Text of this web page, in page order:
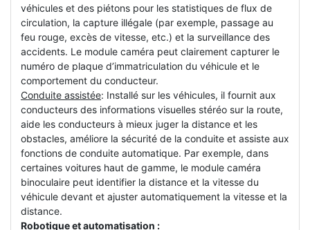
véhicules et des piétons pour les statistiques de flux de
circulation, la capture illégale (par exemple, passage au
feu rouge, excès de vitesse, etc.) et la surveillance des
accidents. Le module caméra peut clairement capturer le
numéro de plaque d’immatriculation du véhicule et le
comportement du conducteur.
Conduite assistée: Installé sur les véhicules, il fournit aux
conducteurs des informations visuelles stéréo sur la route,
aide les conducteurs à mieux juger la distance et les
obstacles, améliore la sécurité de la conduite et assiste aux
fonctions de conduite automatique. Par exemple, dans
certaines voitures haut de gamme, le module caméra
binoculaire peut identifier la distance et la vitesse du
véhicule devant et ajuster automatiquement la vitesse et la
distance.
Robotique et automatisation :